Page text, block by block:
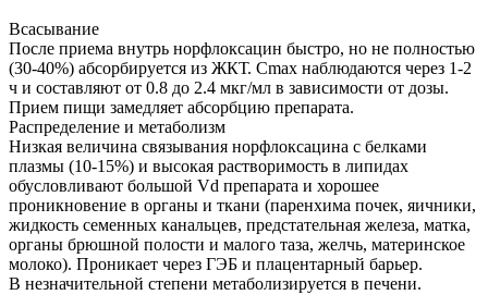
Всасывание
После приема внутрь норфлоксацин быстро, но не полностью
(30-40%) абсорбируется из ЖКТ. Cmax наблюдаются через 1-2
ч и составляют от 0.8 до 2.4 мкг/мл в зависимости от дозы.
Прием пищи замедляет абсорбцию препарата.
Распределение и метаболизм
Низкая величина связывания норфлоксацина с белками
плазмы (10-15%) и высокая растворимость в липидах
обусловливают большой Vd препарата и хорошее
проникновение в органы и ткани (паренхима почек, яичники,
жидкость семенных канальцев, предстательная железа, матка,
органы брюшной полости и малого таза, желчь, материнское
молоко). Проникает через ГЭБ и плацентарный барьер.
В незначительной степени метаболизируется в печени.